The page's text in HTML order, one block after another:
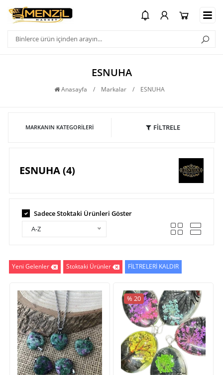
ESNUHA
Anasayfa / Markalar / ESNUHA
MARKANIN KATEGORILERI FİLTRELE
ESNUHA (4)
Sadece Stoktaki Ürünleri Göster
A-Z
Yeni Gelenler Stoktaki Ürünler FİLTRELERİ KALDIR
% 20